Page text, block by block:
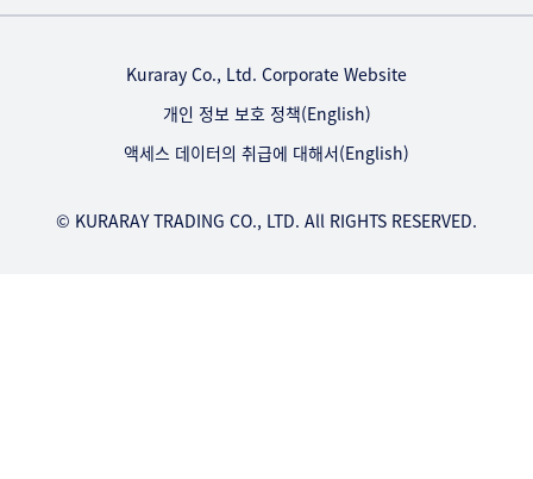
Kuraray Co., Ltd. Corporate Website
개인 정보 보호 정책(English)
액세스 데이터의 취급에 대해서(English)
© KURARAY TRADING CO., LTD. All RIGHTS RESERVED.